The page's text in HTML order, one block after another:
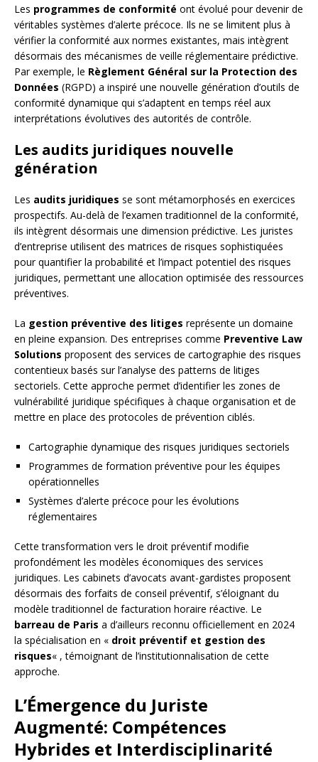
Les programmes de conformité ont évolué pour devenir de
véritables systèmes d’alerte précoce. Ils ne se limitent plus à
vérifier la conformité aux normes existantes, mais intègrent
désormais des mécanismes de veille réglementaire prédictive.
Par exemple, le Règlement Général sur la Protection des
Données (RGPD) a inspiré une nouvelle génération d’outils de
conformité dynamique qui s’adaptent en temps réel aux
interprétations évolutives des autorités de contrôle.
Les audits juridiques nouvelle
génération
Les audits juridiques se sont métamorphosés en exercices
prospectifs. Au-delà de l’examen traditionnel de la conformité,
ils intègrent désormais une dimension prédictive. Les juristes
d’entreprise utilisent des matrices de risques sophistiquées
pour quantifier la probabilité et l’impact potentiel des risques
juridiques, permettant une allocation optimisée des ressources
préventives.
La gestion préventive des litiges représente un domaine
en pleine expansion. Des entreprises comme Preventive Law
Solutions proposent des services de cartographie des risques
contentieux basés sur l’analyse des patterns de litiges
sectoriels. Cette approche permet d’identifier les zones de
vulnérabilité juridique spécifiques à chaque organisation et de
mettre en place des protocoles de prévention ciblés.
Cartographie dynamique des risques juridiques sectoriels
Programmes de formation préventive pour les équipes
opérationnelles
Systèmes d’alerte précoce pour les évolutions
réglementaires
Cette transformation vers le droit préventif modifie
profondément les modèles économiques des services
juridiques. Les cabinets d’avocats avant-gardistes proposent
désormais des forfaits de conseil préventif, s’éloignant du
modèle traditionnel de facturation horaire réactive. Le
barreau de Paris a d’ailleurs reconnu officiellement en 2024
la spécialisation en « droit préventif et gestion des
risques« , témoignant de l’institutionnalisation de cette
approche.
L’Émergence du Juriste
Augmenté: Compétences
Hybrides et Interdisciplinarité